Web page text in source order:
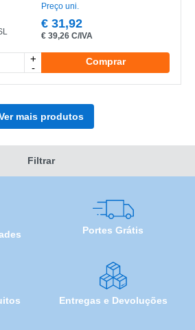
Preço uni.
€ 31,92
€ 39,26 C/IVA
+
-
Comprar
mais produtos
Filtrar
Portes Grátis
Entregas e Devoluções